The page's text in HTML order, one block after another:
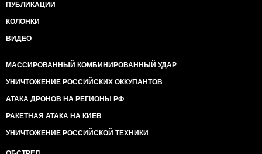
ПУБЛИКАЦИИ
КОЛОНКИ
ВИДЕО
МАССИРОВАННЫЙ КОМБИНИРОВАННЫЙ УДАР
УНИЧТОЖЕНИЕ РОССИЙСКИХ ОККУПАНТОВ
АТАКА ДРОНОВ НА РЕГИОНЫ РФ
РАКЕТНАЯ АТАКА НА КИЕВ
УНИЧТОЖЕНИЕ РОССИЙСКОЙ ТЕХНИКИ